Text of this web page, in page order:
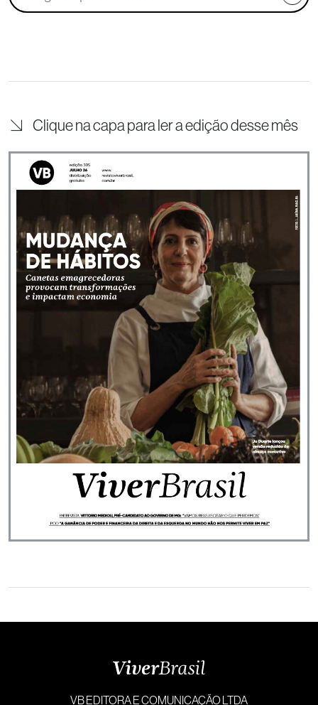
Clique na capa para ler a edição desse mês
VB EDITORA E COMUNICAÇÃO LTDA